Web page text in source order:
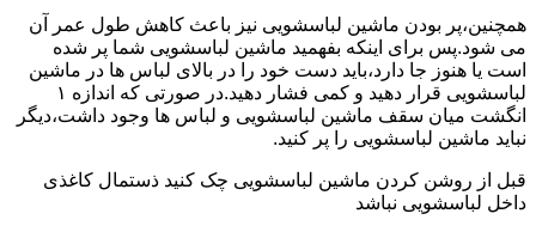
همچنین،پر بودن ماشین لباسشویی نیز باعث کاهش طول عمر آن
می شود.پس برای اینکه بفهمید ماشین لباسشویی شما پر شده
است یا هنوز جا دارد،باید دست خود را در بالای لباس ها در ماشین
لباسشویی قرار دهید و کمی فشار دهید.در صورتی که اندازه ۱
انگشت میان سقف ماشین لباسشویی و لباس ها وجود داشت،دیگر
نباید ماشین لباسشویی را پر کنید.
قبل از روشن کردن ماشین لباسشویی چک کنید ذستمال کاغذی
داخل لباسشویی نباشد